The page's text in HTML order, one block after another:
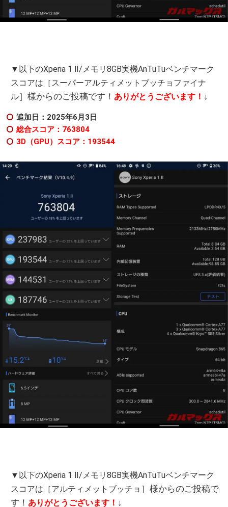
▼以下のXperia 1 Ⅱ/メモリ8GB実機AnTuTuベンチマーク
スコアは［スーパーアルティメットブッチョファイナ
ル］様からのご投稿です！ ありがとうございます！ ↓
追加日：2025年6月3日
総合スコア：763804
3D（GPU）スコア：193544
▼以下のXperia 1 Ⅱ/メモリ8GB実機AnTuTuベンチマーク
スコアは［アルティメットブッチョ ］様からのご投稿で
す！ ありがとうございます！ ↓